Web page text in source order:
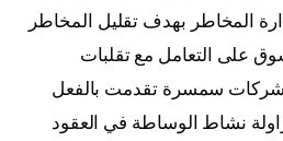
المخاطر بهدف تقليل المخاطر
على التعامل مع تقلبات
الأسعار، كما كشف أن 7 شركات سمسرة تقدمت بالفعل
نشاط الوساطة في العقود